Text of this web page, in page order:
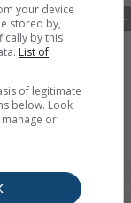
+
your device
stored by,
by this
List of
of legitimate
below. Look
or